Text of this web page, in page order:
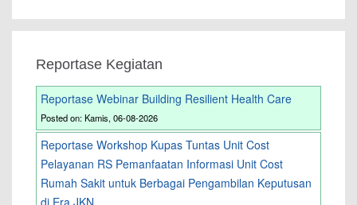
Reportase Kegiatan
Reportase Webinar Building Resilient Health Care
Posted on: Kamis, 06-08-2026
Reportase Workshop Kupas Tuntas Unit Cost
Pelayanan RS Pemanfaatan Informasi Unit Cost
Rumah Sakit untuk Berbagai Pengambilan Keputusan
di Era JKN